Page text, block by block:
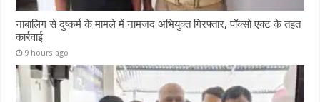
नाबालिग से दुष्कर्म के मामले में नामजद अभियुक्त गिरफ्तार, पॉक्सो एक्ट के तहत
कार्रवाई
9 hours ago